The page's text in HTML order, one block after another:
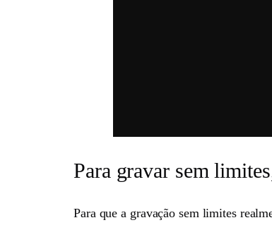
Para gravar sem
Para que a gravação sem limites